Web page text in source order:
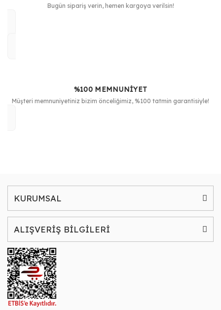
Bugün sipariş verin, hemen kargoya verilsin!
%100 MEMNUNİYET
Müşteri memnuniyetiniz bizim önceliğimiz, %100 tatmin garantisiyle!
KURUMSAL
ALIŞVERİŞ BİLGİLERİ